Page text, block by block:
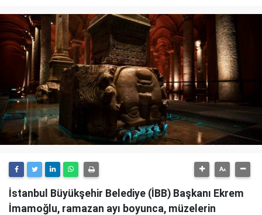
İstanbul Büyükşehir Belediye (İBB) Başkanı Ekrem
İmamoğlu, ramazan ayı boyunca, müzelerin